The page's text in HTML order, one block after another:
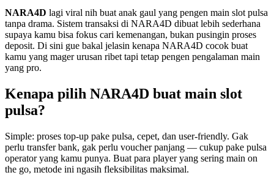
NARA4D lagi viral nih buat anak gaul yang pengen main slot pulsa
tanpa drama. Sistem transaksi di NARA4D dibuat lebih sederhana
supaya kamu bisa fokus cari kemenangan, bukan pusingin proses
deposit. Di sini gue bakal jelasin kenapa NARA4D cocok buat
kamu yang mager urusan ribet tapi tetap pengen pengalaman main
yang pro.
Kenapa pilih NARA4D buat main slot
pulsa?
Simple: proses top-up pake pulsa, cepet, dan user-friendly. Gak
perlu transfer bank, gak perlu voucher panjang — cukup pake pulsa
operator yang kamu punya. Buat para player yang sering main on
the go, metode ini ngasih fleksibilitas maksimal.